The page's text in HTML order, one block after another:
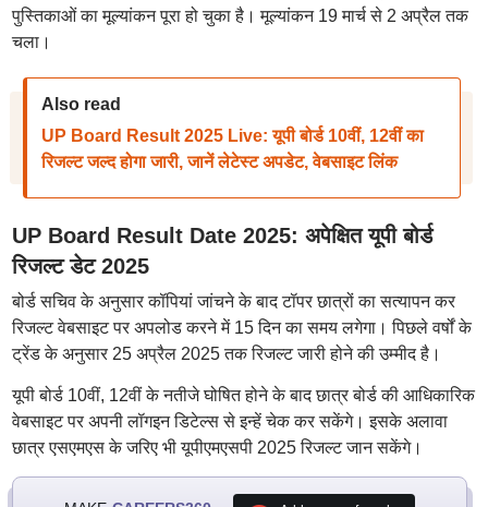
पुस्तिकाओं का मूल्यांकन पूरा हो चुका है। मूल्यांकन 19 मार्च से 2 अप्रैल तक
चला।
Also read
UP Board Result 2025 Live: यूपी बोर्ड 10वीं, 12वीं का
रिजल्ट जल्द होगा जारी, जानें लेटेस्ट अपडेट, वेबसाइट लिंक
UP Board Result Date 2025: अपेक्षित यूपी बोर्ड
रिजल्ट डेट 2025
बोर्ड सचिव के अनुसार कॉपियां जांचने के बाद टॉपर छात्रों का सत्यापन कर
रिजल्ट वेबसाइट पर अपलोड करने में 15 दिन का समय लगेगा। पिछले वर्षों के
ट्रेंड के अनुसार 25 अप्रैल 2025 तक रिजल्ट जारी होने की उम्मीद है।
यूपी बोर्ड 10वीं, 12वीं के नतीजे घोषित होने के बाद छात्र बोर्ड की आधिकारिक
वेबसाइट पर अपनी लॉगइन डिटेल्स से इन्हें चेक कर सकेंगे। इसके अलावा
छात्र एसएमएस के जरिए भी यूपीएमएसपी 2025 रिजल्ट जान सकेंगे।